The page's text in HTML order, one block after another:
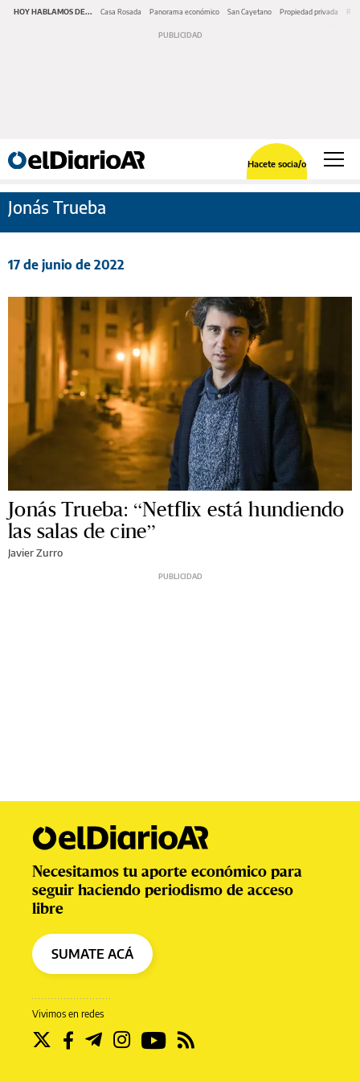
HOY HABLAMOS DE... Casa Rosada Panorama económico San Cayetano Propiedad privada
Hacete socia/o
Jonás Trueba
17 de junio de 2022
Jonás Trueba: “Netflix está hundiendo
las salas de cine”
Javier Zurro
Vivimos en redes
Necesitamos tu aporte económico para
seguir haciendo periodismo de acceso
libre
SUMATE ACÁ